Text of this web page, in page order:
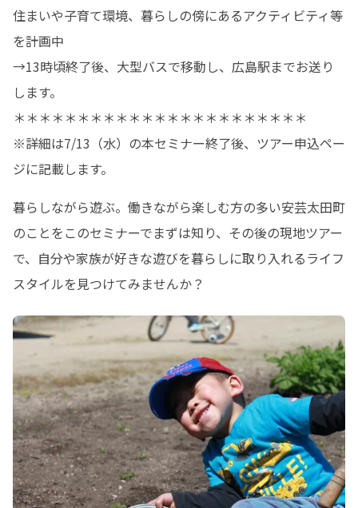
住まいや子育て環境、暮らしの傍にあるアクティビティ等
を計画中
→13時頃終了後、大型バスで移動し、広島駅までお送り
します。
＊＊＊＊＊＊＊＊＊＊＊＊＊＊＊＊＊＊＊＊＊＊＊
※詳細は7/13（水）の本セミナー終了後、ツアー申込ペー
ジに記載します。
暮らしながら遊ぶ。働きながら楽しむ方の多い安芸太田町
のことをこのセミナーでまずは知り、その後の現地ツアー
で、自分や家族が好きな遊びを暮らしに取り入れるライフ
スタイルを見つけてみませんか？